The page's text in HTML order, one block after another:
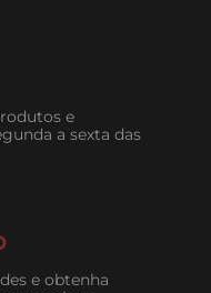
e
a sexta das
e obtenha